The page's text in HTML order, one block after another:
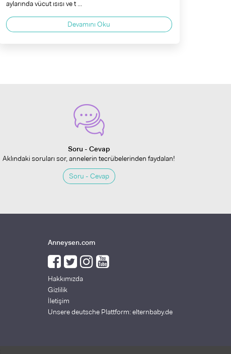
aylarında vücut ısısı ve t ...
Devamını Oku
Soru - Cevap
Aklındaki soruları sor, annelerin tecrübelerinden faydalan!
Soru - Cevap
Anneysen.com
Hakkımızda
Gizlilik
İletişim
Unsere deutsche Plattform: elternbaby.de